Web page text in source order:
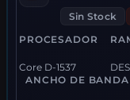
Sin Stock
PROCESADOR
Core D-1537
ANCHO DE BANDA